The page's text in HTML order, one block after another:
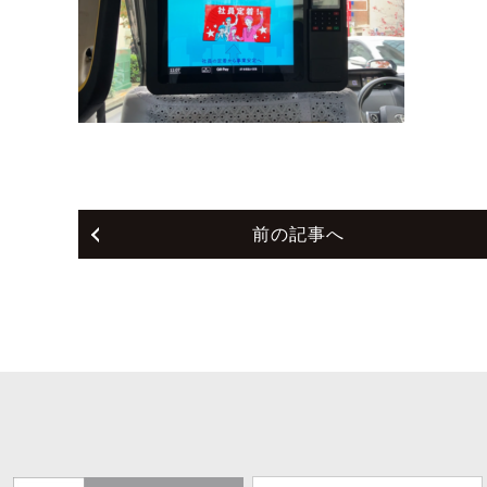
前の記事へ